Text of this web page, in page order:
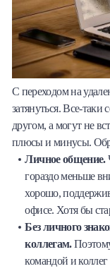
С переходом на
затянуться. Все-таки
другом, а могут не
плюсы и минусы.
Личное общение.
гораздо меньше
хорошо,
офисе. Хотя бы
Без личного
коллегам.
командой и